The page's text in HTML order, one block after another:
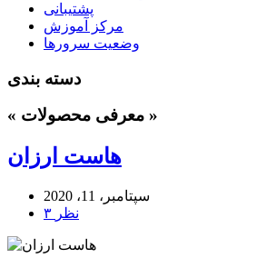
پشتیبانی
مرکز آموزش
وضعیت سرورها
دسته بندی
« معرفی محصولات »
هاست ارزان
سپتامبر، 11، 2020
۳ نظر